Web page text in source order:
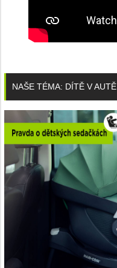
NAŠE TÉMA: DÍTĚ V AUTĚ